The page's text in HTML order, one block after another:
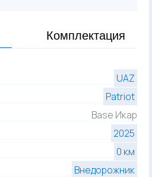
Комплектация
UAZ
Patriot
Base Икар
2025
0 км
Внедорожник